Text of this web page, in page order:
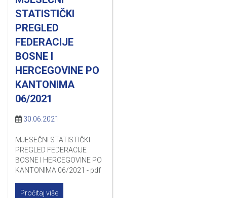
STATISTIČKI
PREGLED
FEDERACIJE
BOSNE I
HERCEGOVINE PO
KANTONIMA
06/2021
30.06.2021
MJESEČNI STATISTIČKI
PREGLED FEDERACIJE
BOSNE I HERCEGOVINE PO
KANTONIMA 06/2021 - pdf
Pročitaj više